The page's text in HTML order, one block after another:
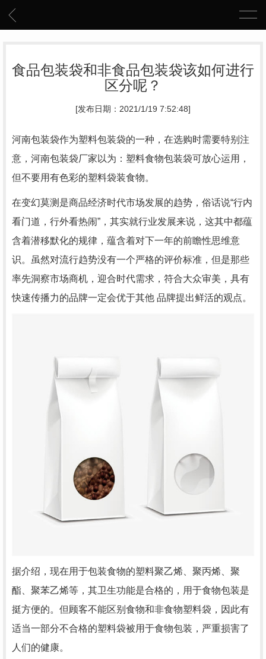
食品包装袋和非食品包装袋该如何进行
区分呢？
[发布日期：2021/1/19 7:52:48]
河南包装袋作为塑料包装袋的一种，在选购时需要特别注
意，河南包装袋厂家以为：塑料食物包装袋可放心运用，
但不要用有色彩的塑料袋装食物。
在变幻莫测是商品经济时代市场发展的趋势，俗话说“行内
看门道，行外看热闹”，其实就行业发展来说，这其中都蕴
含着潜移默化的规律，蕴含着对下一年的前瞻性思维意
识。虽然对流行趋势没有一个严格的评价标准，但是那些
率先洞察市场商机，迎合时代需求，符合大众审美，具有
快速传播力的品牌一定会优于其他 品牌提出鲜活的观点。
据介绍，现在用于包装食物的塑料聚乙烯、聚丙烯、聚
酯、聚苯乙烯等，其卫生功能是合格的，用于食物包装是
挺方便的。但顾客不能区别食物和非食物塑料袋，因此有
适当一部分不合格的塑料袋被用于食物包装，严重损害了
人们的健康。